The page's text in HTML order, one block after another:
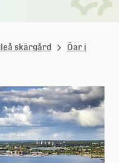
skärgård
Öar i